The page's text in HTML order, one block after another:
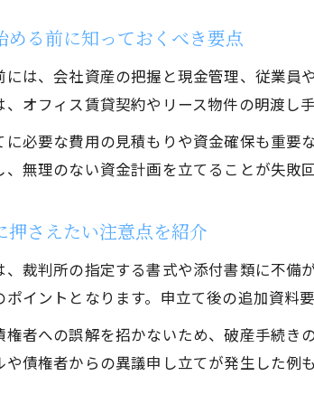
スムー
法人
破産
スム
める前に知っておくべき要点
は、会社資産の把握と現金管理、従業員
オフィス賃貸契約やリース物件の明渡し
に必要な費用の見積もりや資金確保も重
無理のない資金計画を立てることが失敗
押さえたい注意点を紹介
、裁判所の指定する書式や添付書類に不
イントとなります。申立て後の追加資料
権者への誤解を招かないため、破産手続
債権者からの異議申し立てが発生した例